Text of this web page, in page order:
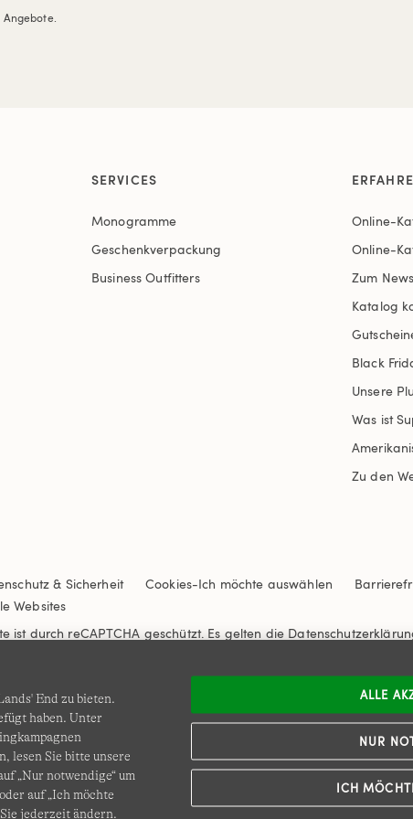
SERVICES
Monogramme
Geschenkverpackung
Business Outfitters
Online-
Online-
Zum
Katalog
Black
Unsere
Was ist
Zu den
& Sicherheit Cookies-Ich möchte auswählen
Websites
ist durch reCAPTCHA geschützt. Es gelten die
LANDS' END EUROPE
End zu bieten.
haben. Unter
lesen Sie bitte unsere
„Nur notwendige“ um
auf „Ich möchte
jederzeit ändern.
ICH
NUR
ALLE